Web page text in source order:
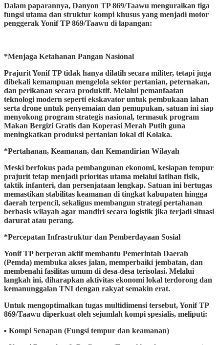
​Dalam paparannya, Danyon TP 869/Taawu menguraikan tiga
fungsi utama dan struktur kompi khusus yang menjadi motor
penggerak Yonif TP 869/Taawu di lapangan:
*Menjaga Ketahanan Pangan Nasional
​Prajurit Yonif TP tidak hanya dilatih secara militer, tetapi juga
dibekali kemampuan mengelola sektor pertanian, peternakan,
dan perikanan secara produktif. Melalui pemanfaatan
teknologi modern seperti ekskavator untuk pembukaan lahan
serta drone untuk penyemaian dan pemupukan, satuan ini siap
menyokong program strategis nasional, termasuk program
Makan Bergizi Gratis dan Koperasi Merah Putih guna
meningkatkan produksi pertanian lokal di Kolaka.
​*Pertahanan, Keamanan, dan Kemandirian Wilayah
​Meski berfokus pada pembangunan ekonomi, kesiapan tempur
prajurit tetap menjadi prioritas utama melalui latihan fisik,
taktik infanteri, dan persenjataan lengkap. Satuan ini bertugas
memastikan stabilitas keamanan di tingkat kabupaten hingga
daerah terpencil, sekaligus membangun strategi pertahanan
berbasis wilayah agar mandiri secara logistik jika terjadi situasi
darurat atau perang.
​*Percepatan Infrastruktur dan Pemberdayaan Sosial
Yonif TP berperan aktif membantu Pemerintah Daerah
(Pemda) membuka akses jalan, memperbaiki jembatan, dan
membenahi fasilitas umum di desa-desa terisolasi. Melalui
langkah ini, diharapkan aktivitas ekonomi lokal terdorong dan
kemanunggalan TNI dengan rakyat semakin erat.
Untuk mengoptimalkan tugas multidimensi tersebut, Yonif TP
869/Taawu diperkuat oleh sejumlah kompi spesialis, meliputi:
▪︎ ​Kompi Senapan (Fungsi tempur dan keamanan)